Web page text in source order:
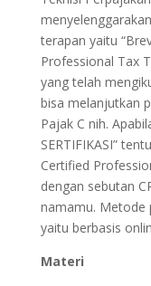
terapan yaitu
Professional Tax
yang telah
bisa melanjutkan
Pajak C nih.
SERTIFIKASI”
Certified
dengan sebutan
namamu. Metode
yaitu berbasis
Materi